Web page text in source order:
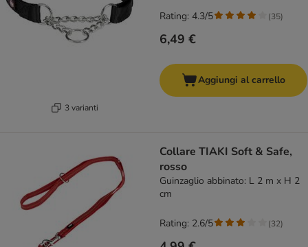
3 varianti
6,49 €
Rating: 4.3/5 (35)
Aggiungi al carrello
Collare TIAKI Soft & Safe,
rosso
Guinzaglio abbinato: L 2 m x H 2
cm
Rating: 2.6/5 (32)